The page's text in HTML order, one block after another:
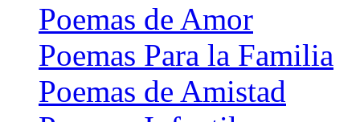
Poemas de Amor
Poemas Para la Familia
Poemas de Amistad